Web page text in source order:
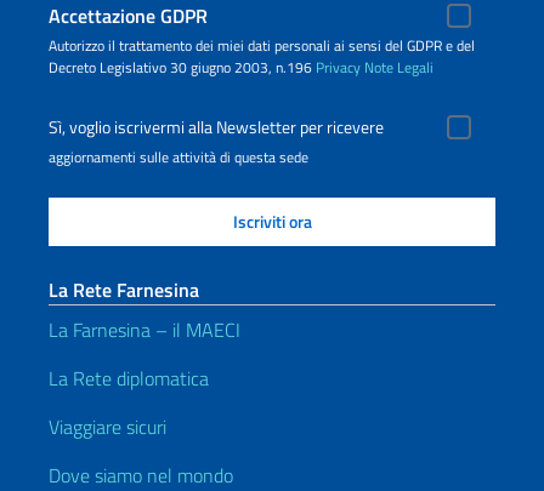
Accettazione GDPR
Autorizzo il trattamento dei miei dati personali ai sensi del GDPR e del
Decreto Legislativo 30 giugno 2003, n.196 Privacy Note Legali
Sì, voglio iscrivermi alla Newsletter per ricevere
aggiornamenti sulle attività di questa sede
La Rete Farnesina
La Farnesina – il MAECI
La Rete diplomatica
Viaggiare sicuri
Dove siamo nel mondo